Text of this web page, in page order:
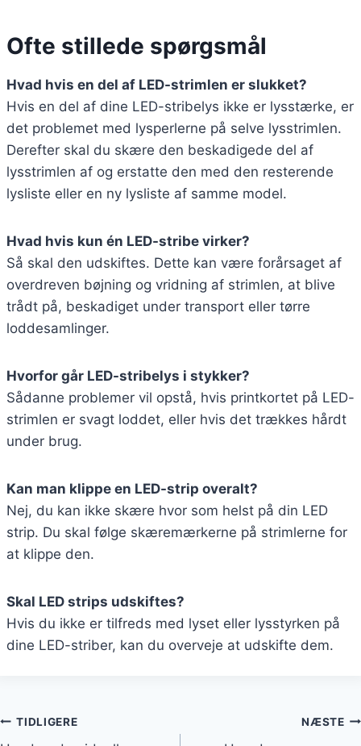
Ofte stillede spørgsmål
Hvad hvis en del af LED-strimlen er slukket?
Hvis en del af dine LED-stribelys ikke er lysstærke, er
det problemet med lysperlerne på selve lysstrimlen.
Derefter skal du skære den beskadigede del af
lysstrimlen af og erstatte den med den resterende
lysliste eller en ny lysliste af samme model.
Hvad hvis kun én LED-stribe virker?
Så skal den udskiftes. Dette kan være forårsaget af
overdreven bøjning og vridning af strimlen, at blive
trådt på, beskadiget under transport eller tørre
loddesamlinger.
Hvorfor går LED-stribelys i stykker?
Sådanne problemer vil opstå, hvis printkortet på LED-
strimlen er svagt loddet, eller hvis det trækkes hårdt
under brug.
Kan man klippe en LED-strip overalt?
Nej, du kan ikke skære hvor som helst på din LED
strip. Du skal følge skæremærkerne på strimlerne for
at klippe den.
Skal LED strips udskiftes?
Hvis du ikke er tilfreds med lyset eller lysstyrken på
dine LED-striber, kan du overveje at udskifte dem.
TIDLIGERE NÆSTE